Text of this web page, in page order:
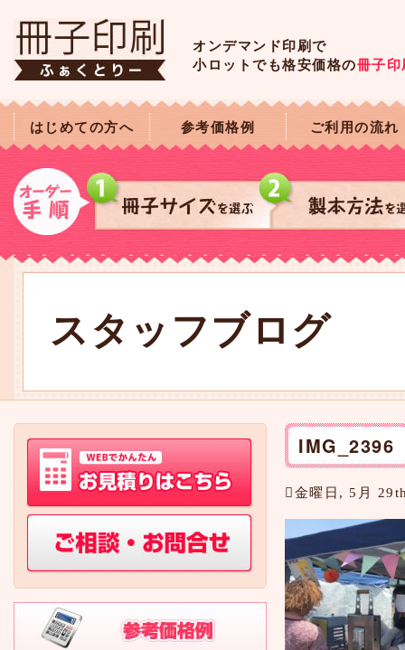
オンデマンド印刷で
小ロットでも格安価格の冊子
はじめての方へ 参考価格例 ご利用の流れ
スタッフブログ
IMG_2396
金曜日, 5月